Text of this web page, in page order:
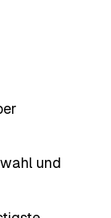
und